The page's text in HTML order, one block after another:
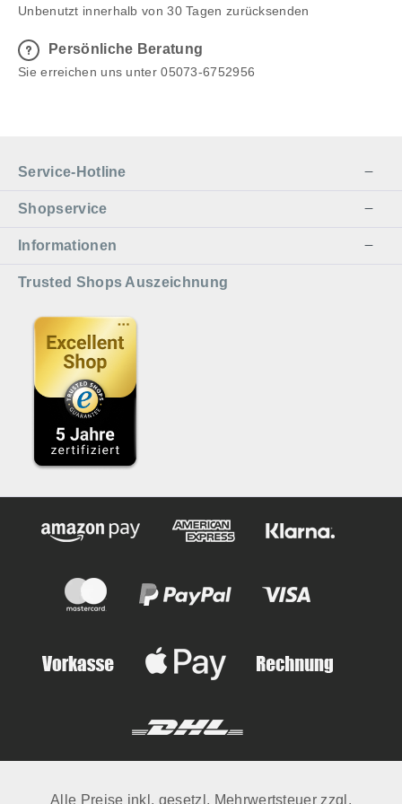
Unbenutzt innerhalb von 30 Tagen zurücksenden
Persönliche Beratung
Sie erreichen uns unter 05073-6752956
Service-Hotline
Shopservice
Informationen
Trusted Shops Auszeichnung
Alle Preise inkl. gesetzl. Mehrwertsteuer zzgl.